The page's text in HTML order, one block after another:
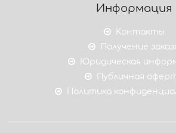
Информация
Контакты
Получение
Юридическая
Публичная
Политика